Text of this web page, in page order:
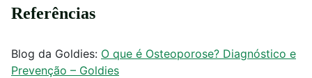
Referências
Blog da Goldies: O que é Osteoporose? Diagnóstico e
Prevenção – Goldies